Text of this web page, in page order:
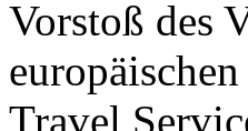
Vorstoß des
Travel